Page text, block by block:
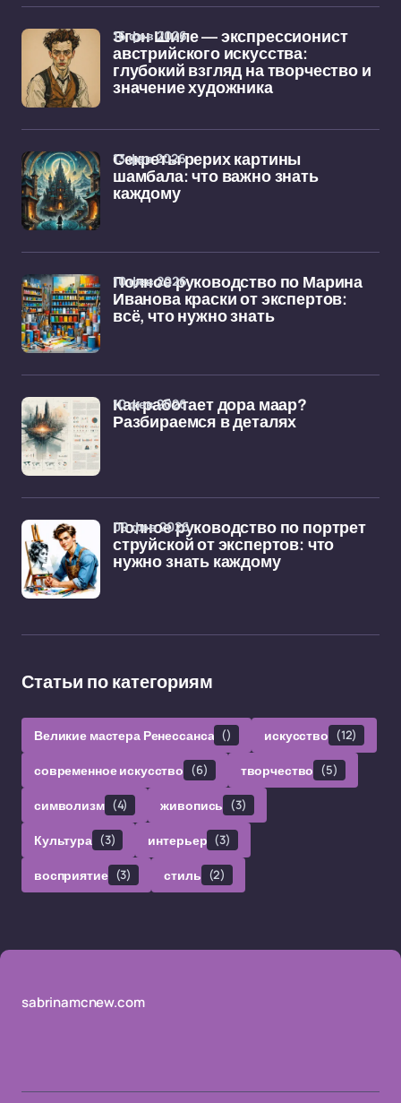
Эгон Шиле — экспрессионист
австрийского искусства:
глубокий взгляд на творчество и
значение художника
16 фев 2026
Секреты рерих картины
шамбала: что важно знать
каждому
13 фев 2026
Полное руководство по Марина
Иванова краски от экспертов:
всё, что нужно знать
10 фев 2026
Как работает дора маар?
Разбираемся в деталях
10 фев 2026
Полное руководство по портрет
струйской от экспертов: что
нужно знать каждому
09 фев 2026
Статьи по категориям
Великие мастера Ренессанса () искусство (12)
современное искусство (6) творчество (5)
символизм (4) живопись (3)
Культура (3) интерьер (3)
восприятие (3) стиль (2)
sabrinamcnew.com